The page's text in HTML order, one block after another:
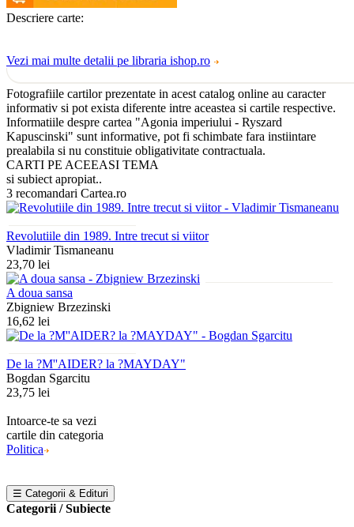
Descriere carte:
Vezi mai multe detalii pe libraria ishop.ro
Fotografiile cartilor prezentate in acest catalog online au caracter
informativ si pot exista diferente intre aceastea si cartile respective.
Informatiile despre cartea "Agonia imperiului - Ryszard
Kapuscinski" sunt informative, pot fi schimbate fara instiintare
prealabila si nu constituie obligativitate contractuala.
CARTI PE ACEEASI TEMA
si subiect apropiat..
3 recomandari Cartea.ro
Revolutiile din 1989. Intre trecut si viitor
Vladimir Tismaneanu
23,70 lei
A doua sansa
Zbigniew Brzezinski
16,62 lei
De la ?M''AIDER? la ?MAYDAY"
Bogdan Sgarcitu
23,75 lei
Intoarce-te sa vezi
cartile din categoria
Politica
☰ Categorii & Edituri
Categorii / Subiecte